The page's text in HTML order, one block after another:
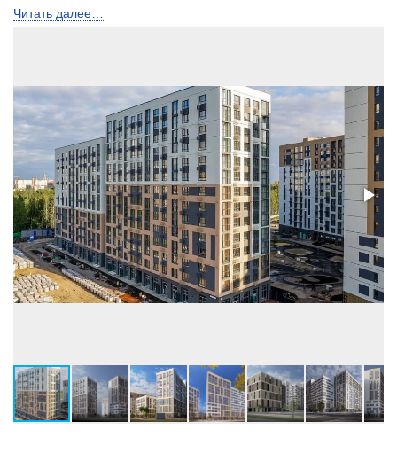
Лифты
Застройщик:ООО СЗ ИСБ-ДЕВЕЛОПМЕНТ (География)
Телефон консультанта:+7 (3452) 21-95-86
• ВЫБРАТЬ КВАРТИРУ
Читать далее…